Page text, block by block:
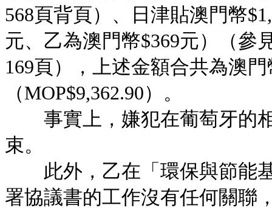
568頁背頁）、日津貼澳門幣
元、乙為澳門幣$369元）（參
169頁），上述金額合共為澳
（MOP$9,362.90）。
事實上，嫌犯在葡萄牙的相
束。
此外，乙在「環保與節能基
署協議書的工作沒有任何關聯